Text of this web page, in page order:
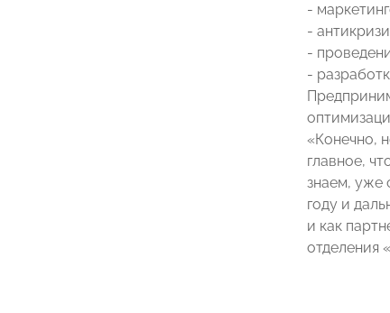
-
-
-
-
«Конечно,
главное,
знаем, уже
году и
и как